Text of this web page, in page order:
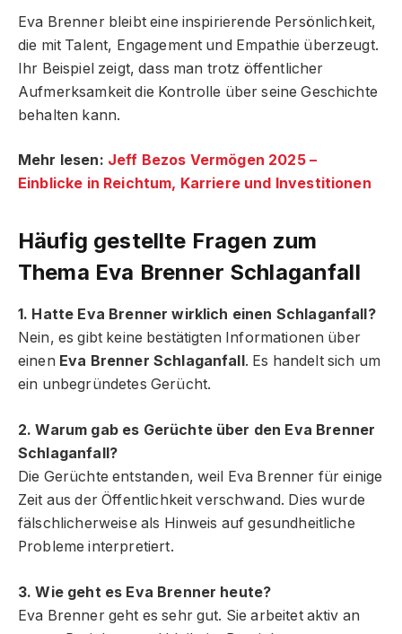
Eva Brenner bleibt eine inspirierende Persönlichkeit,
die mit Talent, Engagement und Empathie überzeugt.
Ihr Beispiel zeigt, dass man trotz öffentlicher
Aufmerksamkeit die Kontrolle über seine Geschichte
behalten kann.
Mehr lesen: Jeff Bezos Vermögen 2025 –
Einblicke in Reichtum, Karriere und Investitionen
Häufig gestellte Fragen zum
Thema Eva Brenner Schlaganfall
1. Hatte Eva Brenner wirklich einen Schlaganfall?
Nein, es gibt keine bestätigten Informationen über
einen Eva Brenner Schlaganfall . Es handelt sich um
ein unbegründetes Gerücht.
2. Warum gab es Gerüchte über den Eva Brenner
Schlaganfall?
Die Gerüchte entstanden, weil Eva Brenner für einige
Zeit aus der Öffentlichkeit verschwand. Dies wurde
fälschlicherweise als Hinweis auf gesundheitliche
Probleme interpretiert.
3. Wie geht es Eva Brenner heute?
Eva Brenner geht es sehr gut. Sie arbeitet aktiv an